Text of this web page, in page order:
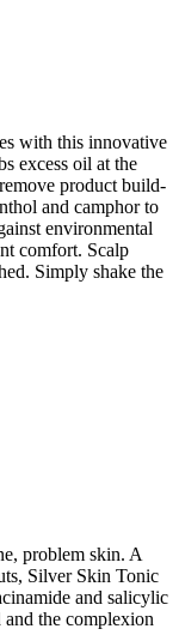
with this innovative
excess oil at the
product build-
and camphor to
environmental
comfort. Scalp
Simply shake the
problem skin. A
Silver Skin Tonic
and salicylic
the complexion